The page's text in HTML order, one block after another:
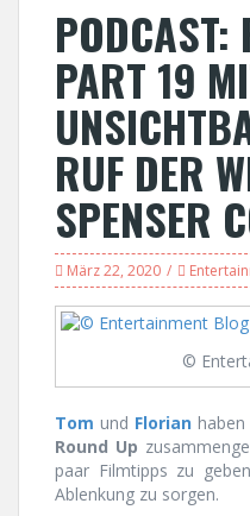
PODCAST:
PART 19
RUF DER
SPENSER
März 22, 2020
©
Tom und Florian
Round Up
paar Filmtipps zu
Ablenkung zu sorgen.